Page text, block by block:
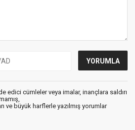
edici cümleler veya imalar, inançlara saldırı
ve büyük harflerle yazılmış yorumlar